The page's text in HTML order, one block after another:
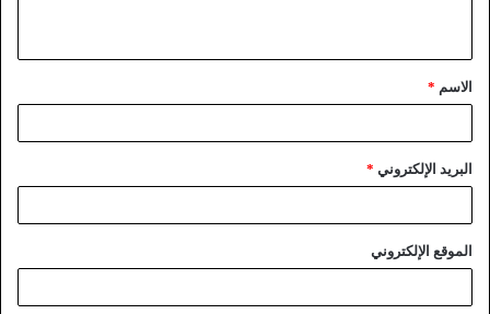
الاسم *
البريد الإلكتروني *
الموقع الإلكتروني